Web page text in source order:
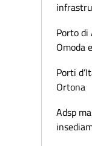
Porto di
Omoda
Porti
Ortona
Adsp